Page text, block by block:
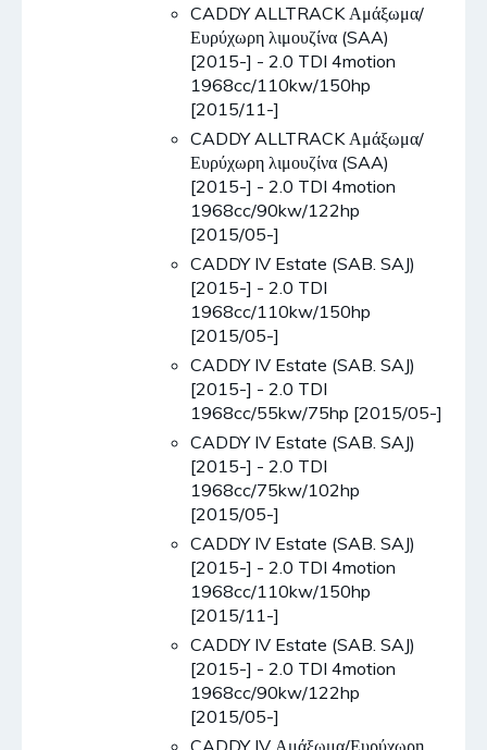
CADDY ALLTRACK Αμάξωμα/
Ευρύχωρη λιμουζίνα (SAA)
[2015-] - 2.0 TDI 4motion
1968cc/110kw/150hp
[2015/11-]
CADDY ALLTRACK Αμάξωμα/
Ευρύχωρη λιμουζίνα (SAA)
[2015-] - 2.0 TDI 4motion
1968cc/90kw/122hp
[2015/05-]
CADDY IV Estate (SAB. SAJ)
[2015-] - 2.0 TDI
1968cc/110kw/150hp
[2015/05-]
CADDY IV Estate (SAB. SAJ)
[2015-] - 2.0 TDI
1968cc/55kw/75hp [2015/05-]
CADDY IV Estate (SAB. SAJ)
[2015-] - 2.0 TDI
1968cc/75kw/102hp
[2015/05-]
CADDY IV Estate (SAB. SAJ)
[2015-] - 2.0 TDI 4motion
1968cc/110kw/150hp
[2015/11-]
CADDY IV Estate (SAB. SAJ)
[2015-] - 2.0 TDI 4motion
1968cc/90kw/122hp
[2015/05-]
CADDY IV Αμάξωμα/Ευρύχωρη